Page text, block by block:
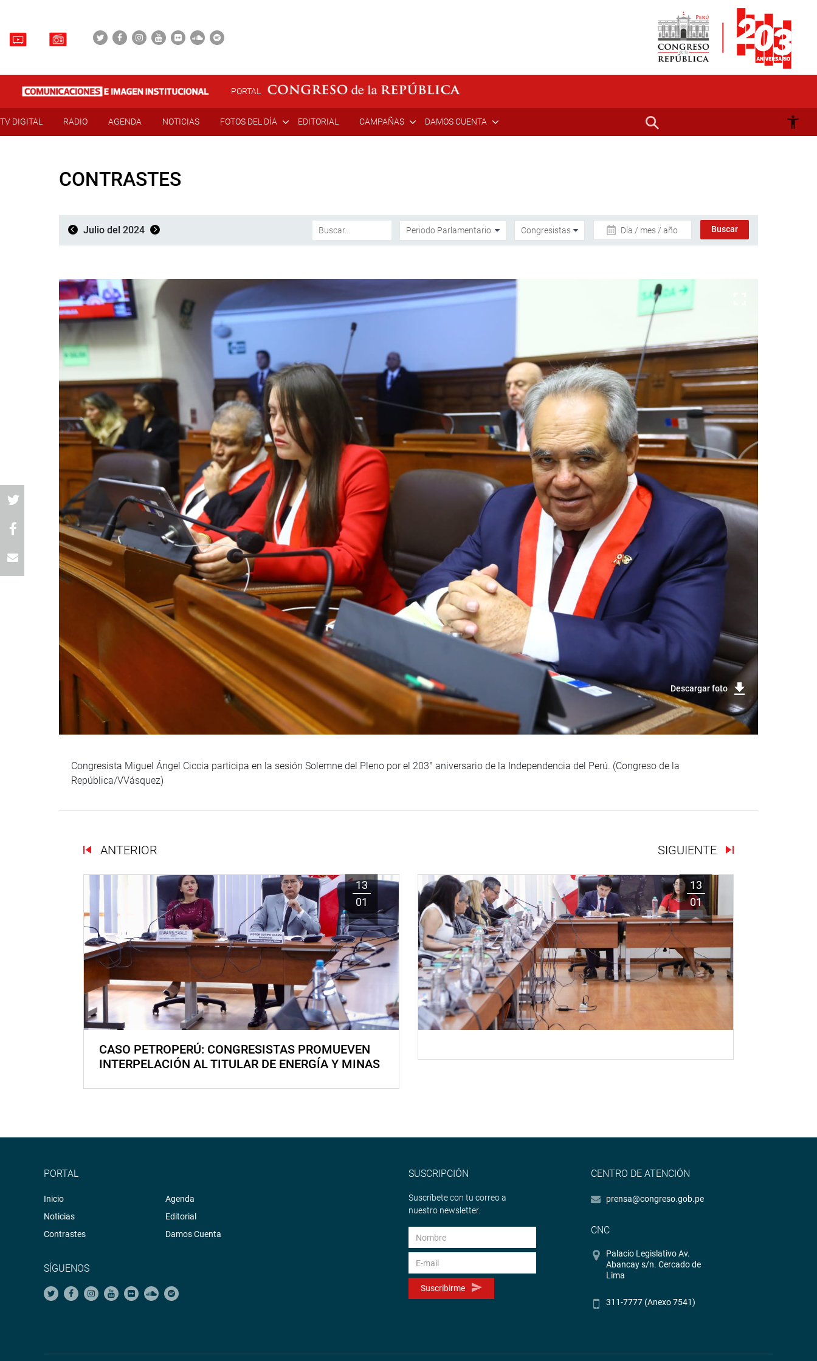
PORTAL
TV DIGITAL RADIO AGENDA NOTICIAS FOTOS DEL DÍA EDITORIAL CAMPAÑAS DAMOS CUENTA
CONTRASTES
Julio del 2024 Día / mes / año
Descargar foto
Congresista Miguel Ángel Ciccia participa en la sesión Solemne del Pleno por el 203° aniversario de la Independencia del Perú. (Congreso de la
República/VVásquez)
ANTERIOR SIGUIENTE
13
01
CASO PETROPERÚ: CONGRESISTAS PROMUEVEN
INTERPELACIÓN AL TITULAR DE ENERGÍA Y MINAS
13
01
PORTAL
Inicio
Noticias
Contrastes
Agenda
Editorial
Damos Cuenta
SÍGUENOS
SUSCRIPCIÓN
Suscríbete con tu correo a
nuestro newsletter.
Suscribirme
CENTRO DE ATENCIÓN
prensa@congreso.gob.pe
CNC
Palacio Legislativo Av.
Abancay s/n. Cercado de
Lima
311-7777 (Anexo 7541)